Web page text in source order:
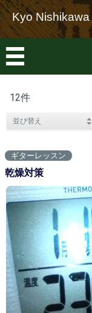
Kyo Nishikawa
12件
ギターレッスン
乾燥対策